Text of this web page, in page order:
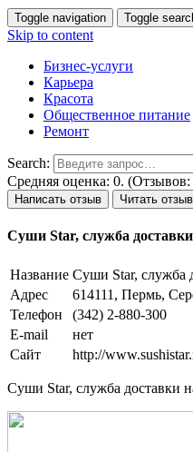
Toggle navigation Toggle
Skip to content
Бизнес-услуги
Карьера
Красота
Общественное питание
Ремонт
Search:
Средняя оценка: 0. (Отзывов:
Написать отзыв Читать
Суши Star, служба доставки
Название Суши Star, служба
Адрес
614111, Пермь,
Телефон
(342) 2-880-300
E-mail
нет
Сайт
http://
Суши Star, служба доставки